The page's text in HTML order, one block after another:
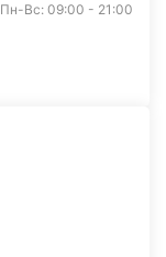
Пн-Вс: 09:00 - 21:00